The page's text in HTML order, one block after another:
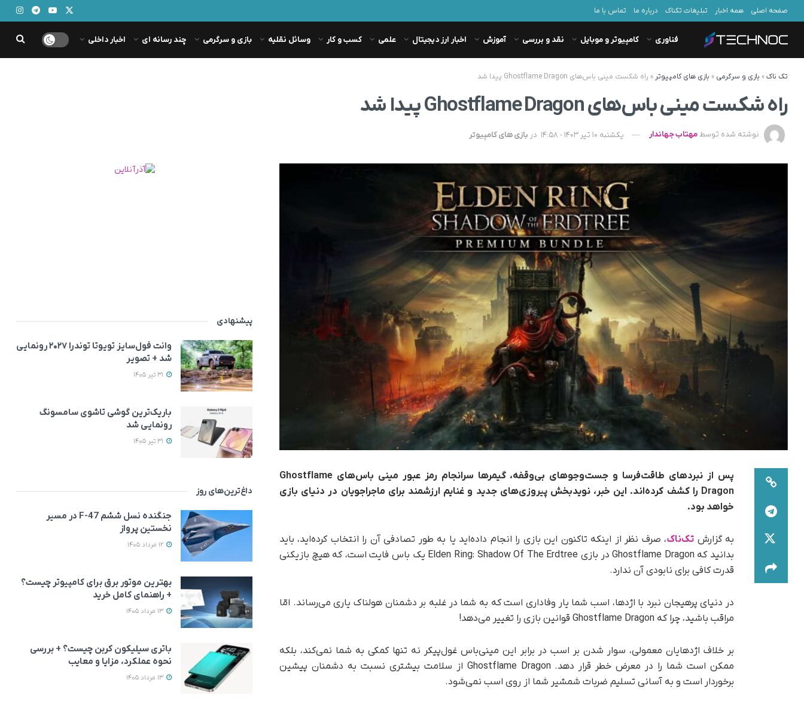
صفحه اصلی همه اخبار تبلیغات تکناک درباره ما تماس با ما
فناوری کامپیوتر و موبایل نقد و بررسی آموزش اخبار ارز دیجیتال علمی کسب و کار وسائل نقلیه بازی و سرگرمی چند رسانه ای اخبار داخلی
تک ناک» بازی و سرگرمی » بازی های کامپیوتر » راه شکست مینی باس‌های Ghostflame Dragon پیدا شد
راه شکست مینی باس‌های Ghostflame Dragon پیدا شد
نوشته شده توسط مهتاب جهاندار یکشنبه 10 تیر 1403 - 14:58 در بازی های کامپیوتر
پس از نبردهای طاقت‌فرسا و جست‌وجوهای بی‌وقفه، گیمرها سرانجام رمز عبور مینی باس‌های Ghostflame
Dragon را کشف کرده‌اند. این خبر، نویدبخش پیروزی‌های جدید و غنایم ارزشمند برای ماجراجویان در دنیای بازی
خواهد بود.
به گزارش تک‌ناک، صرف نظر از اینکه تاکنون این بازی را انجام داده‌اید یا به طور تصادفی آن را انتخاب کرده‌اید، باید
بدانید که Ghostflame Dragon در بازی Elden Ring: Shadow Of The Erdtree یک باس فایت است، که هیچ بازیکنی
قدرت کافی برای نابودی آن ندارد.
در دنیای پرهیجان نبرد با اژدها، اسب شما یار وفاداری است که به شما در غلبه بر دشمنان هولناک یاری می‌رساند. امّا
مراقب باشید، چرا که Ghostflame Dragon قوانین بازی را تغییر می‌دهد!
بر خلاف اژدهایان معمولی، سوار شدن بر اسب در برابر این مینی‌باس غول‌پیکر نه تنها کمکی به شما نمی‌کند، بلکه
ممکن است شما را در معرض خطر قرار دهد. Ghostflame Dragon از سلامت بیشتری نسبت به دشمنان پیشین
برخوردار است و به آسانی تسلیم ضربات شمشیر شما از روی اسب نمی‌شود.
پیشنهادی
وانت فول‌سایز تویوتا توندرا ۲۰۲۷ رونمایی
شد + تصویر
باریک‌ترین گوشی تاشوی سامسونگ
رونمایی شد
داغ‌ترین‌های روز
جنگنده نسل ششم F-47 در مسیر
نخستین پرواز
بهترین موتور برق برای کامپیوتر چیست؟
+ راهنمای کامل خرید
باتری سیلیکون کربن چیست؟ + بررسی
نحوه عملکرد، مزایا و معایب